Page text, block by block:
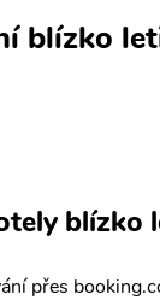
blízko
blízko
přes